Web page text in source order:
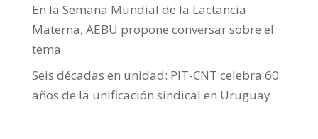
En la Semana Mundial de la Lactancia
Materna, AEBU propone conversar sobre el
tema
Seis décadas en unidad: PIT-CNT celebra 60
años de la unificación sindical en Uruguay